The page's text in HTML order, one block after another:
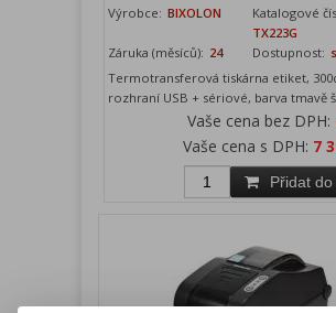
Výrobce: BIXOLON Katalogové
TX223G
Záruka (měsíců): 24 Dostupnost:
Termotransferová tiskárna etiket,
rozhraní USB + sériové, barva tmavě
Vaše cena bez DPH:
Vaše cena s DPH: 7
Přidat